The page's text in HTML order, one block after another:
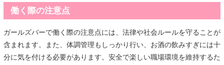
働く際の注意点
ガールズバーで働く際の注意点には、法律や社会ルールを守ることが
含まれます。また、体調管理もしっかり行い、お酒の飲みすぎには十
分に気を付ける必要があります。安全で楽しい職場環境を維持するた